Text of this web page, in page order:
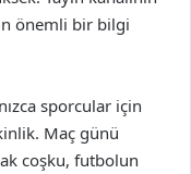
önemli bir bilgi
sporcular için
Maç günü
coşku, futbolun